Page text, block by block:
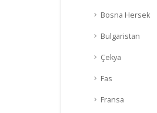
Bosna Hersek
Bulgaristan
Çekya
Fas
Fransa